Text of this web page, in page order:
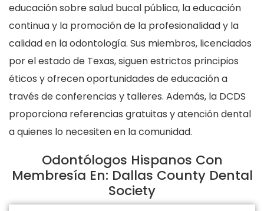
educación sobre salud bucal pública, la educación
continua y la promoción de la profesionalidad y la
calidad en la odontología. Sus miembros, licenciados
por el estado de Texas, siguen estrictos principios
éticos y ofrecen oportunidades de educación a
través de conferencias y talleres. Además, la DCDS
proporciona referencias gratuitas y atención dental
a quienes lo necesiten en la comunidad.
Odontólogos Hispanos Con
Membresía En: Dallas County Dental
Society